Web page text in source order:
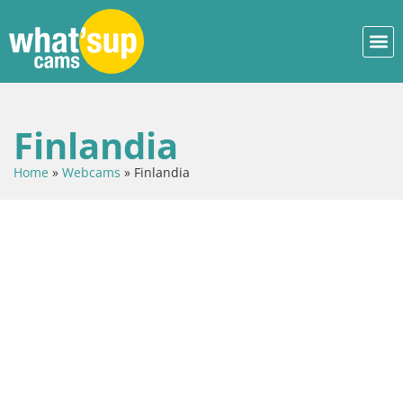
Finlandia
Home » Webcams » Finlandia